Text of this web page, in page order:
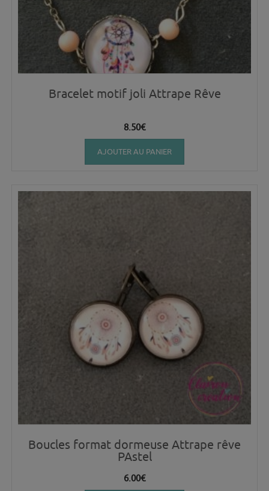
Bracelet motif joli Attrape Rêve
8.50€
AJOUTER AU PANIER
Boucles format dormeuse Attrape rêve
PAstel
6.00€